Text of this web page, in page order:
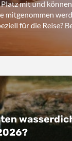
mit und
mitgenommen
für die Reise?